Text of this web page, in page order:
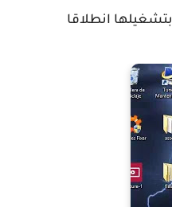
انطلاقا